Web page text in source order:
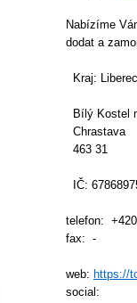
Nabízíme
dodat a
Kraj:
Bílý Kostel
Chrastava
463 31
IČ:
telefon:
fax: -
web: https://
social: